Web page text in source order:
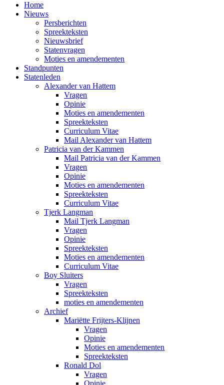
Home
Nieuws
Persberichten
Spreekteksten
Nieuwsbrief
Statenvragen
Moties en amendementen
Standpunten
Statenleden
Alexander van Hattem
Vragen
Opinie
Moties en amendementen
Spreekteksten
Curriculum Vitae
Mail Alexander van Hattem
Patricia van der Kammen
Mail Patricia van der Kammen
Vragen
Opinie
Moties en amendementen
Spreekteksten
Curriculum Vitae
Tjerk Langman
Mail Tjerk Langman
Vragen
Opinie
Spreekteksten
Moties en amendementen
Curriculum Vitae
Boy Sluiters
Vragen
Spreekteksten
moties en amendementen
Archief
Mariëtte Frijters-Klijnen
Vragen
Opinie
Moties en amendementen
Spreekteksten
Ronald Dol
Vragen
Opinie